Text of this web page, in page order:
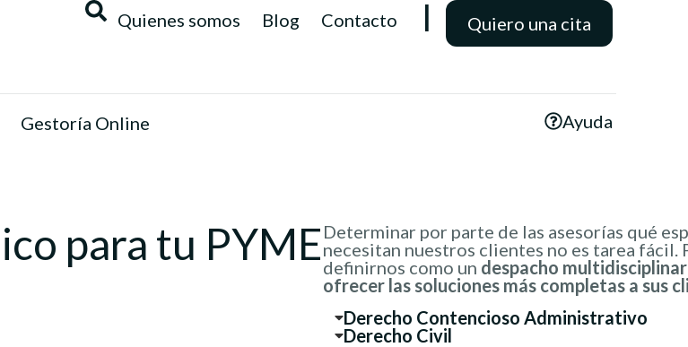
Quienes somos Blog Contacto l Quiero una cita
Gestoría Online Ayuda
para tu PYME Determinar por parte de las asesorías qué
necesitan nuestros clientes no es tarea fácil.
definirnos como un despacho
ofrecer las soluciones más completas a sus
Derecho Contencioso Administrativo
Derecho Civil